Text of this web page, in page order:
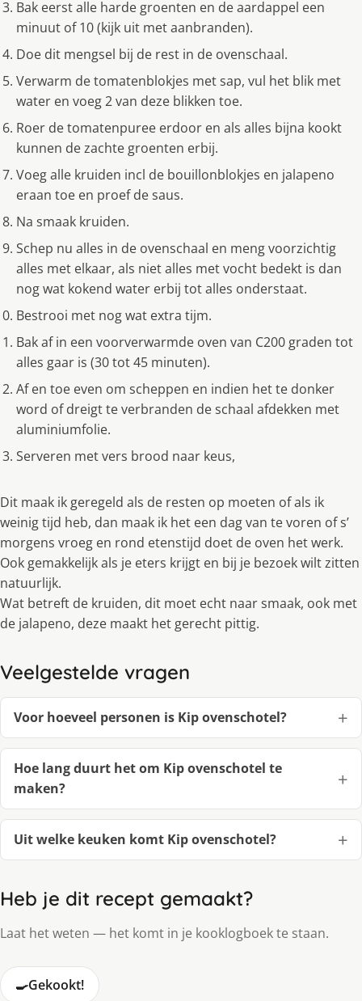
Bak eerst alle harde groenten en de aardappel een
minuut of 10 (kijk uit met aanbranden).
Doe dit mengsel bij de rest in de ovenschaal.
Verwarm de tomatenblokjes met sap, vul het blik met
water en voeg 2 van deze blikken toe.
Roer de tomatenpuree erdoor en als alles bijna kookt
kunnen de zachte groenten erbij.
Voeg alle kruiden incl de bouillonblokjes en jalapeno
eraan toe en proef de saus.
Na smaak kruiden.
Schep nu alles in de ovenschaal en meng voorzichtig
alles met elkaar, als niet alles met vocht bedekt is dan
nog wat kokend water erbij tot alles onderstaat.
Bestrooi met nog wat extra tijm.
Bak af in een voorverwarmde oven van C200 graden tot
alles gaar is (30 tot 45 minuten).
Af en toe even om scheppen en indien het te donker
word of dreigt te verbranden de schaal afdekken met
aluminiumfolie.
Serveren met vers brood naar keus,
Dit maak ik geregeld als de resten op moeten of als ik
weinig tijd heb, dan maak ik het een dag van te voren of s’
morgens vroeg en rond etenstijd doet de oven het werk.
Ook gemakkelijk als je eters krijgt en bij je bezoek wilt zitten
natuurlijk.
Wat betreft de kruiden, dit moet echt naar smaak, ook met
de jalapeno, deze maakt het gerecht pittig.
Veelgestelde vragen
Voor hoeveel personen is Kip ovenschotel?
Hoe lang duurt het om Kip ovenschotel te
maken?
Uit welke keuken komt Kip ovenschotel?
Heb je dit recept gemaakt?
Laat het weten — het komt in je kooklogboek te staan.
🍳Gekookt!